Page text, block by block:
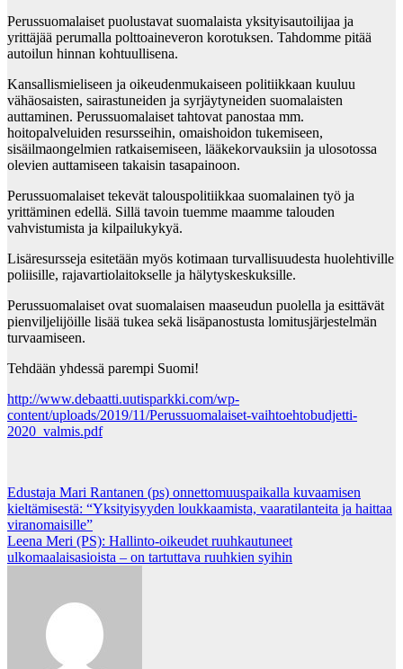
Perussuomalaiset puolustavat suomalaista yksityisautoilijaa ja
yrittäjää perumalla polttoaineveron korotuksen. Tahdomme pitää
autoilun hinnan kohtuullisena.
Kansallismieliseen ja oikeudenmukaiseen politiikkaan kuuluu
vähäosaisten, sairastuneiden ja syr­jäytyneiden suomalaisten
auttaminen. Perussuomalaiset tahtovat panostaa mm.
hoitopalveluiden resursseihin, omaishoidon tukemiseen,
sisäilmaongelmien ratkaisemiseen, lääkekorvauksiin ja ulos­otossa
olevien auttamiseen takaisin tasapainoon.
Perussuomalaiset tekevät talouspolitiikkaa suomalainen työ ja
yrittäminen edellä. Sillä tavoin tuem­me maamme talouden
vahvistumista ja kilpailukykyä.
Lisäresursseja esitetään myös kotimaan turvallisuudesta huolehtiville
poliisille, rajavartiolaitokselle ja hälytyskeskuksille.
Perussuomalaiset ovat suomalaisen maaseudun puolella ja esittävät
pienviljelijöille lisää tukea sekä lisäpanostusta lomitusjärjestelmän
turvaamiseen.
Tehdään yhdessä parempi Suomi!
http://www.debaatti.uutisparkki.com/wp-
content/uploads/2019/11/Perussuomalaiset-vaihtoehtobudjetti-
2020_valmis.pdf
Post
navigation
Edustaja Mari Rantanen (ps) onnettomuuspaikalla kuvaamisen
kieltämisestä: “Yksityisyyden loukkaamista, vaaratilanteita ja haittaa
viranomaisille”
Leena Meri (PS): Hallinto-oikeudet ruuhkautuneet
ulkomaalaisasioista – on tartuttava ruuhkien syihin